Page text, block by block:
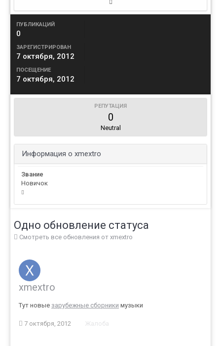
ПУБЛИКАЦИЙ
0
ЗАРЕГИСТРИРОВАН
7 октября, 2012
ПОСЕЩЕНИЕ
7 октября, 2012
РЕПУТАЦИЯ
0
Neutral
Информация о xmextro
Звание
Новичок
Одно обновление статуса
Смотреть все обновления от xmextro
xmextro
Тут новые зарубежные сборники музыки
7 октября, 2012 Жалоба